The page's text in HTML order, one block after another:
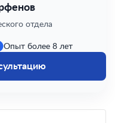
отдела
Опыт более 8 лет